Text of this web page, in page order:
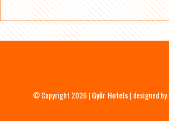
© Copyright 2026 | Győr Hotels | designed by: